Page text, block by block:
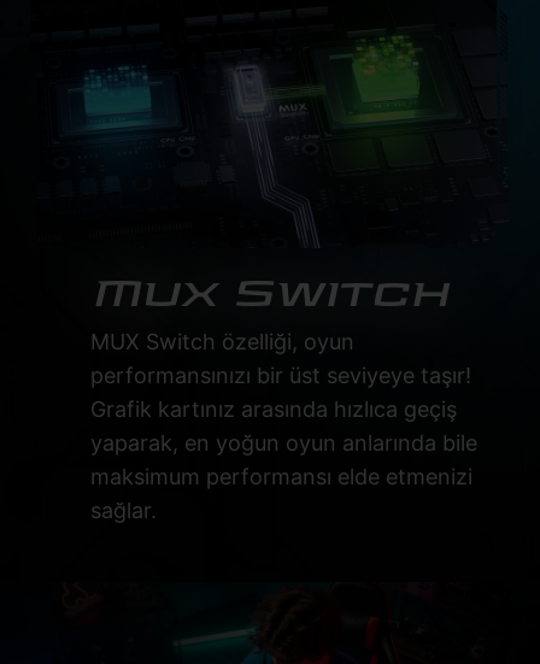
Mux Switch
MUX Switch özelliği, oyun
performansınızı bir üst seviyeye taşır!
Grafik kartınız arasında hızlıca geçiş
yaparak, en yoğun oyun anlarında bile
maksimum performansı elde etmenizi
sağlar.